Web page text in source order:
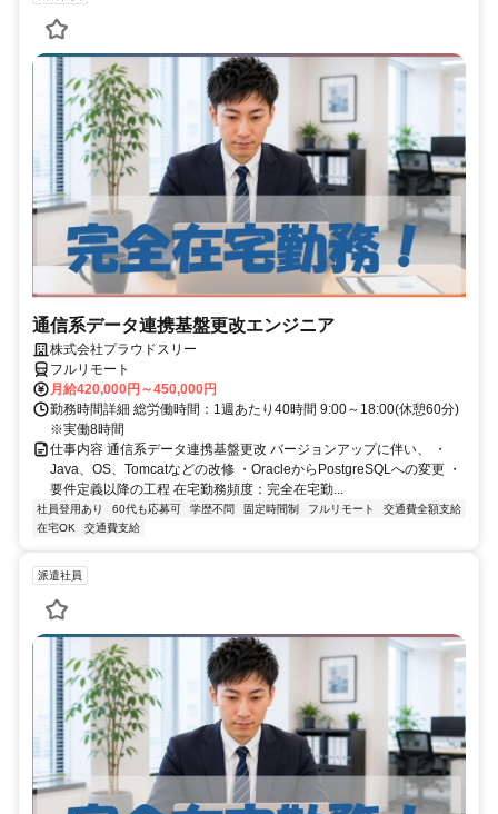
通信系データ連携基盤更改エンジニア
株式会社プラウドスリー
フルリモート
月給420,000円～450,000円
勤務時間詳細 総労働時間：1週あたり40時間 9:00～18:00(休憩60分)
※実働8時間
仕事内容 通信系データ連携基盤更改 バージョンアップに伴い、 ・
Java、OS、Tomcatなどの改修 ・OracleからPostgreSQLへの変更 ・
要件定義以降の工程 在宅勤務頻度：完全在宅勤...
社員登用あり 60代も応募可 学歴不問 固定時間制 フルリモート
交通費全額支給
在宅OK
交通費支給
派遣社員